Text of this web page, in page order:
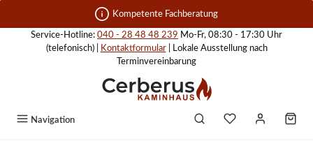
Zum Hauptinhalt springen Kompetente Fachberatung
Service-Hotline: 040 - 28 48 48 239 Mo-Fr, 08:30 - 17:30 Uhr
(telefonisch) |
Kontaktformular| Lokale Ausstellung nach
Terminvereinbarung
Navigation